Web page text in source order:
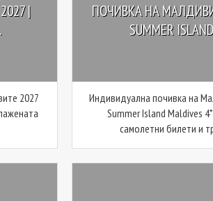
|
2027
ПОЧИВКА НА
SUMMER
Индивидуална почивка на
Summer Island Maldives
самолетни билети и